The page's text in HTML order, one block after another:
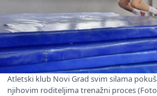
Atletski klub Novi Grad svim silama
njihovim roditeljima trenažni proces